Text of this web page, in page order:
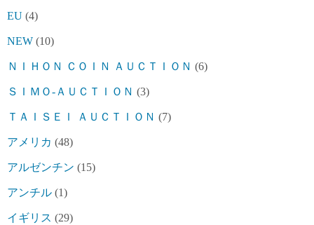
EU (4)
NEW (10)
ＮＩＨＯＮ ＣＯＩＮ ＡＵＣＴＩＯＮ (6)
ＳＩＭＯ-ＡＵＣＴＩＯＮ (3)
ＴＡＩＳＥＩ ＡＵＣＴＩＯＮ (7)
アメリカ (48)
アルゼンチン (15)
アンチル (1)
イギリス (29)